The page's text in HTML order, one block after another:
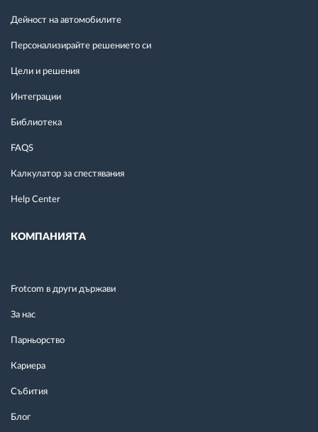
Дейност на автомобилите
Персонализирайте решението си
Цели и решения
Интеграции
Библиотека
FAQS
Калкулатор за спестявания
Help Center
КОМПАНИЯТА
Frotcom в други държави
За нас
Парньорство
Кариера
Събития
Блог